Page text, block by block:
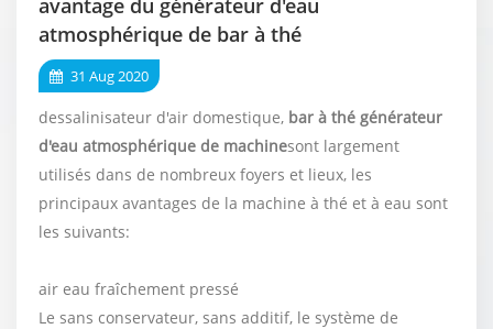
avantage du générateur d'eau
atmosphérique de bar à thé
31 Aug 2020
dessalinisateur d'air domestique, bar à thé générateur
d'eau atmosphérique de machinesont largement
utilisés dans de nombreux foyers et lieux, les
principaux avantages de la machine à thé et à eau sont
les suivants:
air eau fraîchement pressé
Le sans conservateur, sans additif, le système de